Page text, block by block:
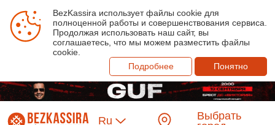
BezKassira использует файлы cookie для
полноценной работы и совершенствования сервиса.
Продолжая использовать наш сайт, вы
соглашаетесь, что мы можем разместить файлы
cookie.
Подробнее
Понятно
Ru
Выбрать